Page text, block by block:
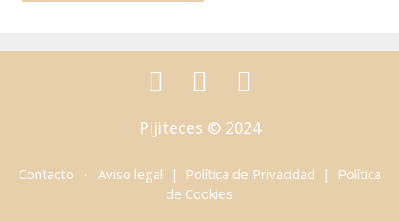
Pijiteces © 2024
Contacto · Aviso legal | Política de Privacidad | Política
de Cookies